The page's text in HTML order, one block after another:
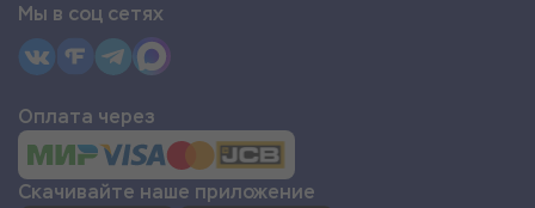
Мы в соц сетях
Оплата через
Скачивайте наше приложение